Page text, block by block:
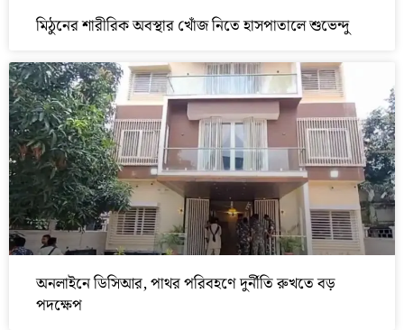
মিঠুনের শারীরিক অবস্থার খোঁজ নিতে হাসপাতালে শুভেন্দু
অনলাইনে ডিসিআর, পাথর পরিবহণে দুর্নীতি রুখতে বড়
পদক্ষেপ